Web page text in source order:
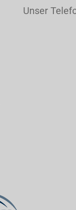
Unser